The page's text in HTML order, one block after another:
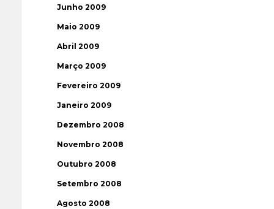
Junho 2009
Maio 2009
Abril 2009
Março 2009
Fevereiro 2009
Janeiro 2009
Dezembro 2008
Novembro 2008
Outubro 2008
Setembro 2008
Agosto 2008